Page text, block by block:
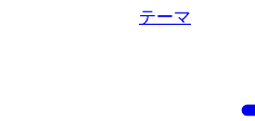
テーマ